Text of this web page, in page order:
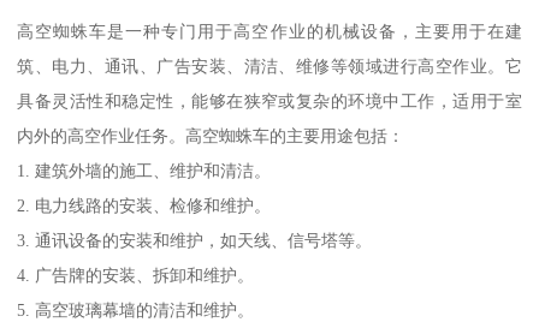
高空蜘蛛车是一种专门用于高空作业的机械设备，主要用于在建
筑、电力、通讯、广告安装、清洁、维修等领域进行高空作业。它
具备灵活性和稳定性，能够在狭窄或复杂的环境中工作，适用于室
内外的高空作业任务。高空蜘蛛车的主要用途包括：
1. 建筑外墙的施工、维护和清洁。
2. 电力线路的安装、检修和维护。
3. 通讯设备的安装和维护，如天线、信号塔等。
4. 广告牌的安装、拆卸和维护。
5. 高空玻璃幕墙的清洁和维护。